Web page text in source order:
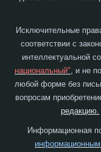
Исключительные
соответствии с
интеллектуальной
национальный", и не
любой форме без
вопросам
редакцию.
Информационная
информационным